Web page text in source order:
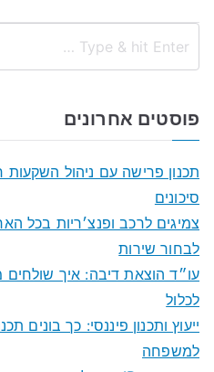
פוסטים אחרונים
תכנון פרישה עם ניהול
סיכונים
צמיגים לרכב ופנצ׳ריות בכל
לבחור שירות
עו״ד הוצאת דיבה: איך
לכלול
ייעוץ ותכנון פיננסי: כך בונים
למשפחה